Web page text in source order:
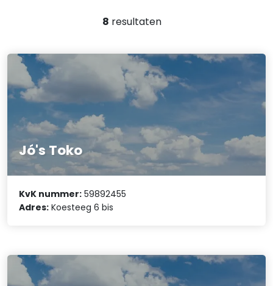
8 resultaten
Jó's Toko
KvK nummer: 59892455
Adres: Koesteeg 6 bis